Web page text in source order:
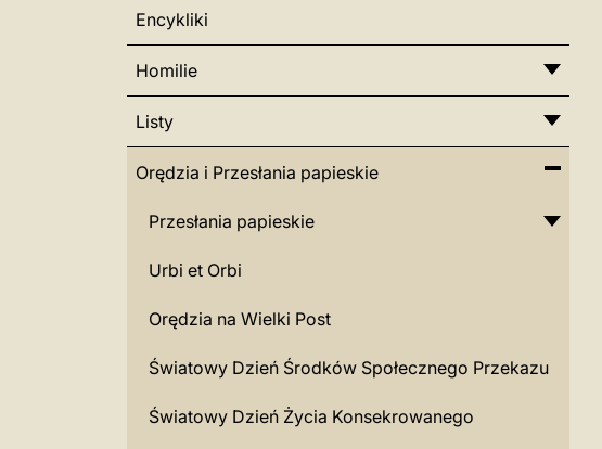
Encykliki
Homilie
Listy
Orędzia i Przesłania papieskie
Przesłania papieskie
Urbi et Orbi
Orędzia na Wielki Post
Światowy Dzień Środków Społecznego Przekazu
Światowy Dzień Życia Konsekrowanego